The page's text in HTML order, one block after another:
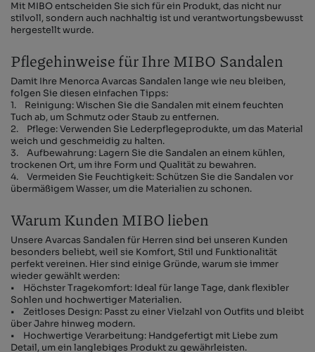
Mit MIBO entscheiden Sie sich für ein Produkt, das nicht nur
stilvoll, sondern auch nachhaltig ist und verantwortungsbewusst
hergestellt wurde.
Pflegehinweise für Ihre MIBO Sandalen
Damit Ihre Menorca Avarcas Sandalen lange wie neu bleiben,
folgen Sie diesen einfachen Tipps:
1. Reinigung: Wischen Sie die Sandalen mit einem feuchten
Tuch ab, um Schmutz oder Staub zu entfernen.
2. Pflege: Verwenden Sie Lederpflegeprodukte, um das Material
weich und geschmeidig zu halten.
3. Aufbewahrung: Lagern Sie die Sandalen an einem kühlen,
trockenen Ort, um ihre Form und Qualität zu bewahren.
4. Vermeiden Sie Feuchtigkeit: Schützen Sie die Sandalen vor
übermäßigem Wasser, um die Materialien zu schonen.
Warum Kunden MIBO lieben
Unsere Avarcas Sandalen für Herren sind bei unseren Kunden
besonders beliebt, weil sie Komfort, Stil und Funktionalität
perfekt vereinen. Hier sind einige Gründe, warum sie immer
wieder gewählt werden:
• Höchster Tragekomfort: Ideal für lange Tage, dank flexibler
Sohlen und hochwertiger Materialien.
• Zeitloses Design: Passt zu einer Vielzahl von Outfits und bleibt
über Jahre hinweg modern.
• Hochwertige Verarbeitung: Handgefertigt mit Liebe zum
Detail, um ein langlebiges Produkt zu gewährleisten.